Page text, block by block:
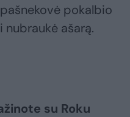
pokalbio
ašarą.
su Roku